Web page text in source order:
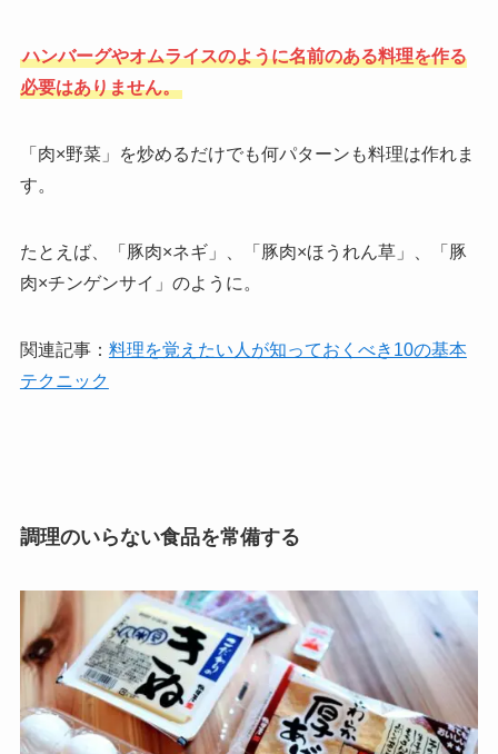
ハンバーグやオムライスのように名前のある料理を作る
必要はありません。
「肉×野菜」を炒めるだけでも何パターンも料理は作れま
す。
たとえば、「豚肉×ネギ」、「豚肉×ほうれん草」、「豚
肉×チンゲンサイ」のように。
関連記事： 料理を覚えたい人が知っておくべき10の基本
テクニック
調理のいらない食品を常備する